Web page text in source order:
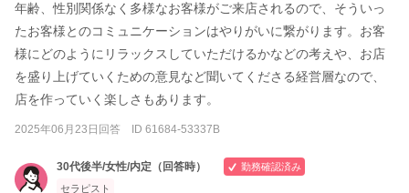
年齢、性別関係なく多様なお客様がご来店されるので、そういっ
たお客様とのコミュニケーションはやりがいに繋がります。お客
様にどのようにリラックスしていただけるかなどの考えや、お店
を盛り上げていくための意見など聞いてくださる経営層なので、
店を作っていく楽しさもあります。
2025年06月23日回答 ID 61684-53337B
30代後半/女性/内定（回答時）
勤務確認済み
セラピスト